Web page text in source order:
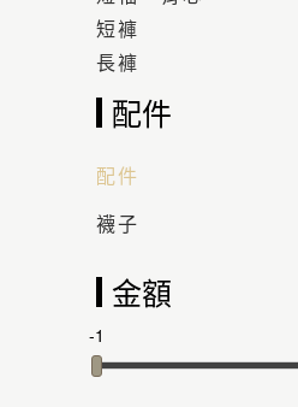
短褲
長褲
配件
配件
襪子
金額
-1